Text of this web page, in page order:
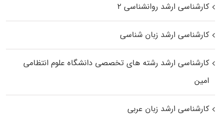
کارشناسی ارشد روانشناسی ۲
کارشناسی ارشد زبان شناسی
کارشناسی ارشد رﺷﺘﻪ ﻫﺎی تخصصی داﻧﺸﮕﺎه ﻋﻠﻮم انتظامی
اﻣﻴﻦ
کارشناسی ارشد زبان عربی